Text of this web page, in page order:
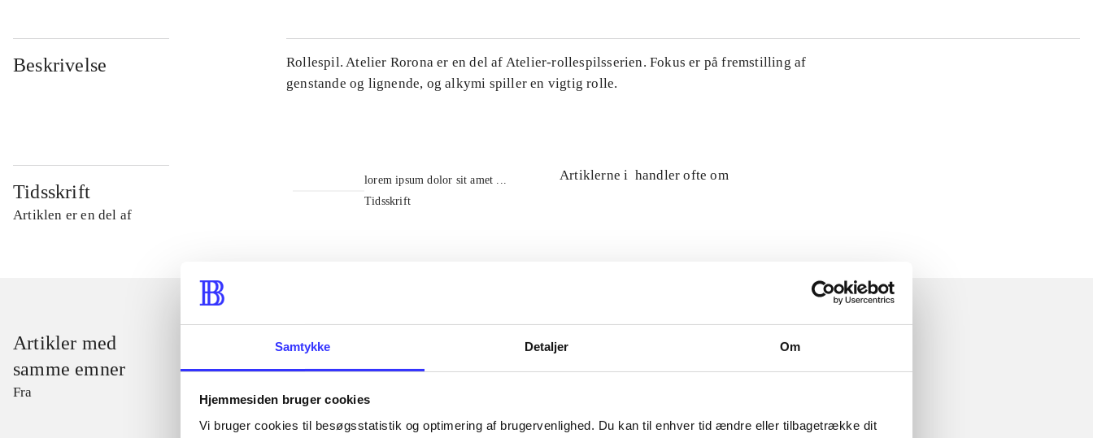
Samtykke Detaljer Om
Hjemmesiden bruger cookies
Vi bruger cookies til besøgsstatistik og optimering af brugervenlighed. Du kan til enhver tid ændre eller tilbagetrække dit
Beskrivelse
Rollespil. Atelier Rorona er en del af Atelier-rollespilsserien. Fokus er på fremstilling af
genstande og lignende, og alkymi spiller en vigtig rolle.
Tidsskrift
Artiklen er en del af
lorem ipsum dolor sit amet ...
Tidsskrift
Artiklerne i handler ofte om
Artikler med
samme emner
Fra